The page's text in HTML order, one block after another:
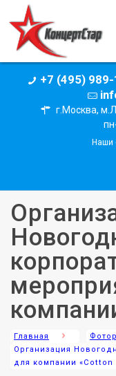
+7 (495)
г.Москва,
Наши
Главная
Организация
для компании «Cotton